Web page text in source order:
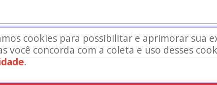
via internet e Pessoa Física. | As fotos contidas em
Itens controlados somente retirada na loja, consulte estoque
cookies para possibilitar e aprimorar sua
você concorda com a coleta e uso desses
.